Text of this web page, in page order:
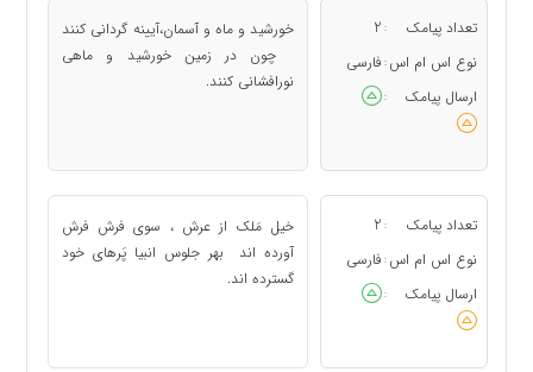
تعداد پیامک :
2
نوع اس ام اس : فارسی
ارسال پیامک
:
خورشید و ماه و آسمان،آیینه گردانی کنند
چون در زمین خورشید و ماهی
نورافشانی کنند.
تعداد پیامک :
2
نوع اس ام اس : فارسی
ارسال پیامک
:
خیل مَلک از عرش ، سوی فرش فرش
آورده اند بهر جلوس انبیا پَرهای خود
گسترده اند.